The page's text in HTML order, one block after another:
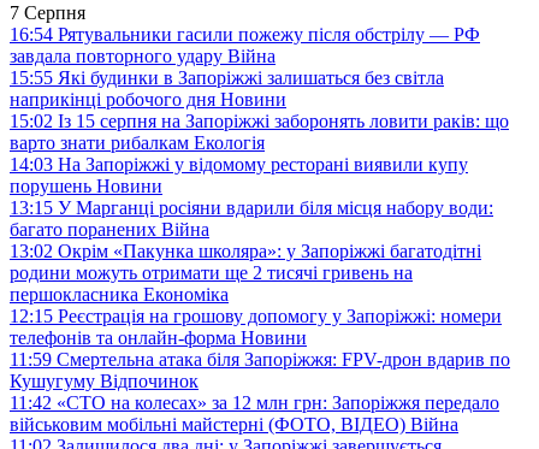
7 Серпня
16:54 Рятувальники гасили пожежу після обстрілу — РФ
завдала повторного удару Війна
15:55 Які будинки в Запоріжжі залишаться без світла
наприкінці робочого дня Новини
15:02 Із 15 серпня на Запоріжжі заборонять ловити раків: що
варто знати рибалкам Екологія
14:03 На Запоріжжі у відомому ресторані виявили купу
порушень Новини
13:15 У Марганці росіяни вдарили біля місця набору води:
багато поранених Війна
13:02 Окрім «Пакунка школяра»: у Запоріжжі багатодітні
родини можуть отримати ще 2 тисячі гривень на
першокласника Економіка
12:15 Реєстрація на грошову допомогу у Запоріжжі: номери
телефонів та онлайн-форма Новини
11:59 Смертельна атака біля Запоріжжя: FPV-дрон вдарив по
Кушугуму Відпочинок
11:42 «СТО на колесах» за 12 млн грн: Запоріжжя передало
військовим мобільні майстерні (ФОТО, ВІДЕО) Війна